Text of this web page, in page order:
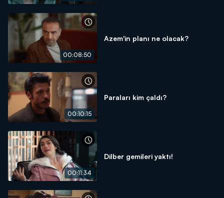
00:08:50
Azem'in planı ne olacak?
00:10:15
Paraları kim çaldı?
00:11:34
Dilber gemileri yaktı!